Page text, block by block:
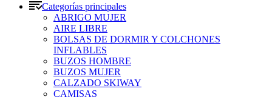
Categorías principales
ABRIGO MUJER
AIRE LIBRE
BOLSAS DE DORMIR Y COLCHONES
INFLABLES
BUZOS HOMBRE
BUZOS MUJER
CALZADO SKIWAY
CAMISAS